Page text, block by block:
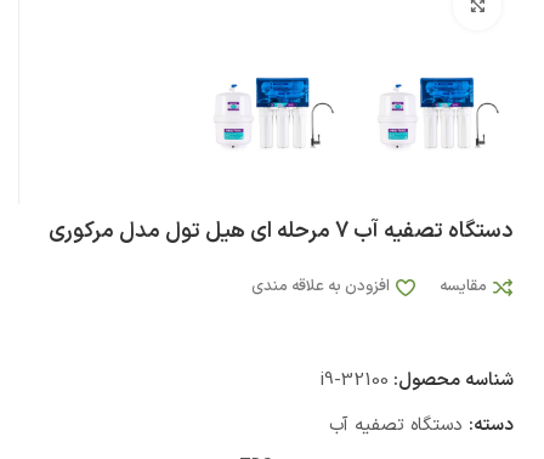
دستگاه تصفیه آب 7 مرحله ای هیل تول مدل مرکوری
مقایسه افزودن به علاقه مندی
شناسه محصول: i9-32100
دسته: دستگاه تصفیه آب